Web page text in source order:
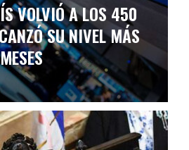
VOLVIÓ A LOS 450
SU NIVEL MÁS